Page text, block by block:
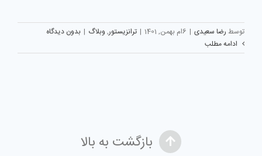
توسط رضا سعیدی | 6ام بهمن, 1401 | ترانزیستور, وبلاگ | بدون دیدگاه
ادامه مطلب
بازگشت به بالا